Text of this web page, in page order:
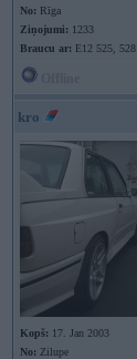
No: Rīga
Ziņojumi: 1233
Braucu ar: E12 525, 528
kro
Kopš: 17. Jan 2003
No: Zilupe